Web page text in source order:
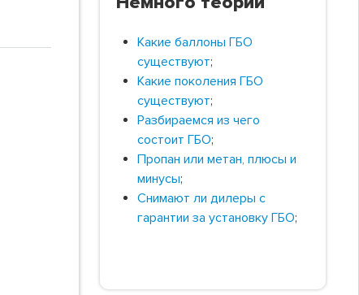
Какие баллоны ГБО
существуют;
Какие поколения ГБО
существуют;
Разбираемся из чего
состоит ГБО;
Пропан или метан, плюсы и
минусы;
Снимают ли дилеры с
гарантии за установку ГБО;